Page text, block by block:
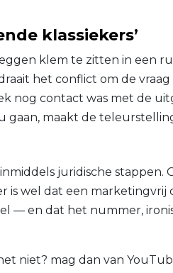
klassiekers’
klem te zitten in een
het conflict om de
nog contact was met de
gaan, maakt de
juridische stappen.
is wel dat een marketingvrij
— en dat het nummer,
niet? mag dan van